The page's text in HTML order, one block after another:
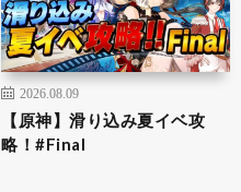
2026.08.09
【原神】滑り込み夏イベ攻
略！#Final